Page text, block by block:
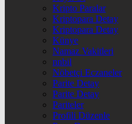
Kripto Paralar
Kriptopara Detay
Kriptopara Detay
Künye
Namaz Vakitleri
nnbil
Nöbetçi Eczaneler
Parite Detay
Parite Detay
Pariteler
Profili Düzenle